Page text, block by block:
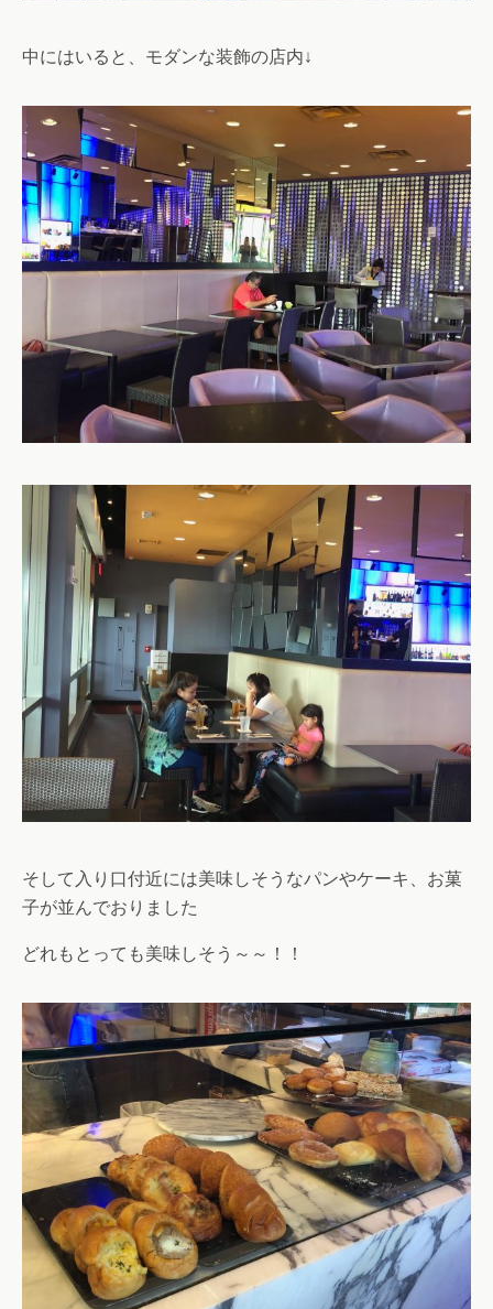
中にはいると、モダンな装飾の店内↓
そして入り口付近には美味しそうなパンやケーキ、お菓
子が並んでおりました
どれもとっても美味しそう～～！！